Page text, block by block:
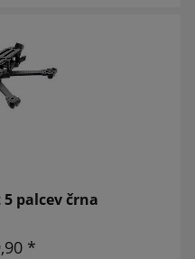
5 palcev črna
*